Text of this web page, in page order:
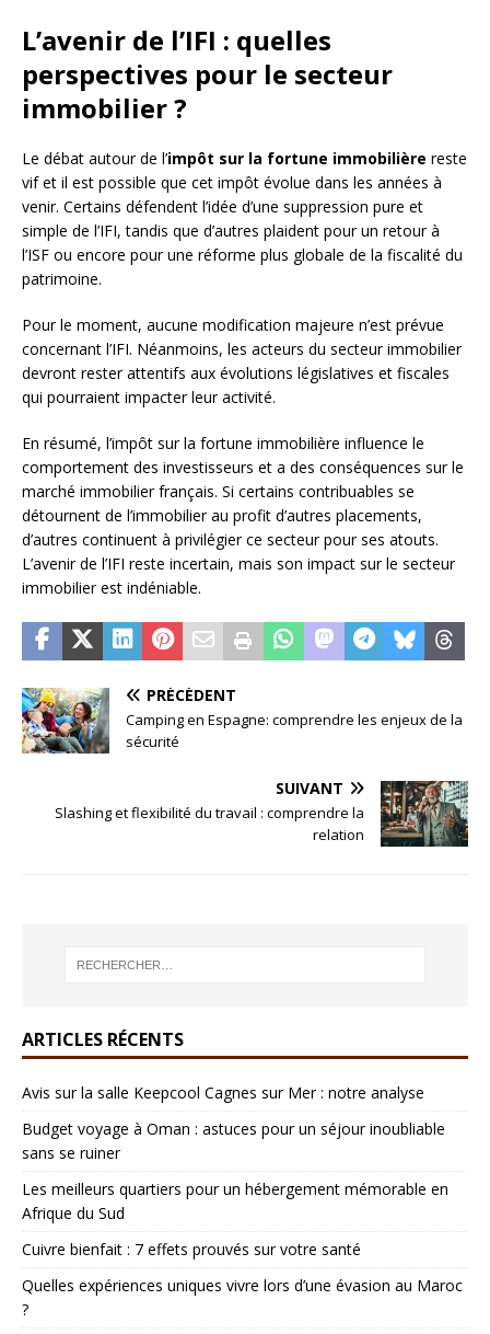
L’avenir de l’IFI : quelles
perspectives pour le secteur
immobilier ?
Le débat autour de l’impôt sur la fortune immobilière reste
vif et il est possible que cet impôt évolue dans les années à
venir. Certains défendent l’idée d’une suppression pure et
simple de l’IFI, tandis que d’autres plaident pour un retour à
l’ISF ou encore pour une réforme plus globale de la fiscalité du
patrimoine.
Pour le moment, aucune modification majeure n’est prévue
concernant l’IFI. Néanmoins, les acteurs du secteur immobilier
devront rester attentifs aux évolutions législatives et fiscales
qui pourraient impacter leur activité.
En résumé, l’impôt sur la fortune immobilière influence le
comportement des investisseurs et a des conséquences sur le
marché immobilier français. Si certains contribuables se
détournent de l’immobilier au profit d’autres placements,
d’autres continuent à privilégier ce secteur pour ses atouts.
L’avenir de l’IFI reste incertain, mais son impact sur le secteur
immobilier est indéniable.
PRÉCÉDENT
Camping en Espagne: comprendre les enjeux de la
sécurité
SUIVANT
Slashing et flexibilité du travail : comprendre la
relation
ARTICLES RÉCENTS
Avis sur la salle Keepcool Cagnes sur Mer : notre analyse
Budget voyage à Oman : astuces pour un séjour inoubliable
sans se ruiner
Les meilleurs quartiers pour un hébergement mémorable en
Afrique du Sud
Cuivre bienfait : 7 effets prouvés sur votre santé
Quelles expériences uniques vivre lors d’une évasion au Maroc
?